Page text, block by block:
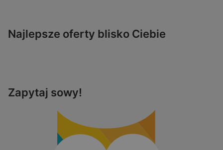
Najlepsze oferty blisko Ciebie
Zapytaj sowy!